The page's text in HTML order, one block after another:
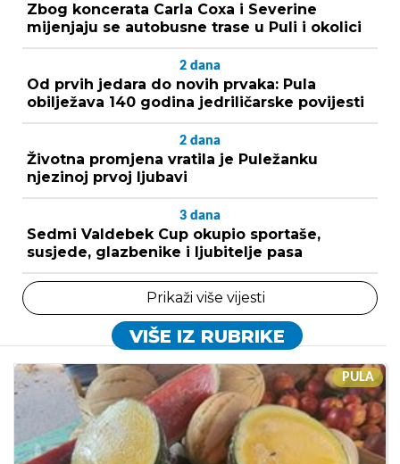
Zbog koncerata Carla Coxa i Severine
mijenjaju se autobusne trase u Puli i okolici
2 dana
Od prvih jedara do novih prvaka: Pula
obilježava 140 godina jedriličarske povijesti
2 dana
Životna promjena vratila je Puležanku
njezinoj prvoj ljubavi
3 dana
Sedmi Valdebek Cup okupio sportaše,
susjede, glazbenike i ljubitelje pasa
Prikaži više vijesti
VIŠE IZ RUBRIKE
PULA